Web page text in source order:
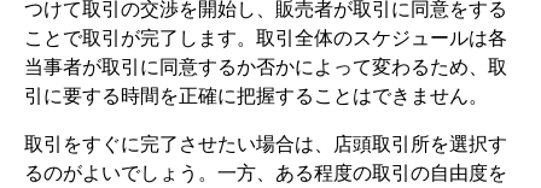
つけて取引の交渉を開始し、販売者が取引に同意をする
ことで取引が完了します。取引全体のスケジュールは各
当事者が取引に同意するか否かによって変わるため、取
引に要する時間を正確に把握することはできません。
取引をすぐに完了させたい場合は、店頭取引所を選択す
るのがよいでしょう。一方、ある程度の取引の自由度を